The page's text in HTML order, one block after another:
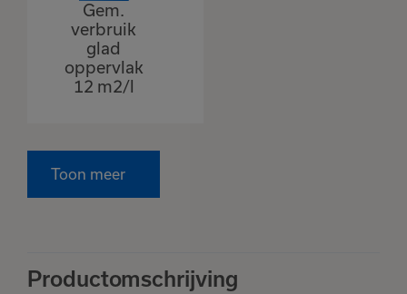
Gem.
verbruik
glad
oppervlak
12 m2/l
Toon meer
Productomschrijving